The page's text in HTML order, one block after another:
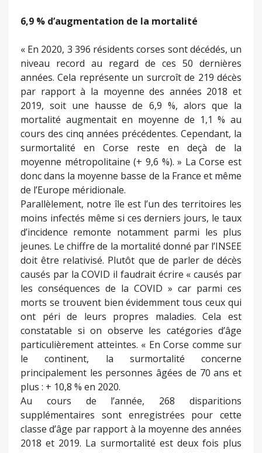
6,9 % d’augmentation de la mortalité
« En 2020, 3 396 résidents corses sont décédés, un
niveau record au regard de ces 50 dernières
années. Cela représente un surcroît de 219 décès
par rapport à la moyenne des années 2018 et
2019, soit une hausse de 6,9 %, alors que la
mortalité augmentait en moyenne de 1,1 % au
cours des cinq années précédentes. Cependant, la
surmortalité en Corse reste en deçà de la
moyenne métropolitaine (+ 9,6 %). » La Corse est
donc dans la moyenne basse de la France et même
de l’Europe méridionale.
Parallèlement, notre île est l’un des territoires les
moins infectés même si ces derniers jours, le taux
d’incidence remonte notamment parmi les plus
jeunes. Le chiffre de la mortalité donné par l’INSEE
doit être relativisé. Plutôt que de parler de décès
causés par la COVID il faudrait écrire « causés par
les conséquences de la COVID » car parmi ces
morts se trouvent bien évidemment tous ceux qui
ont péri de leurs propres maladies. Cela est
constatable si on observe les catégories d’âge
particulièrement atteintes. « En Corse comme sur
le continent, la surmortalité concerne
principalement les personnes âgées de 70 ans et
plus : + 10,8 % en 2020.
Au cours de l’année, 268 disparitions
supplémentaires sont enregistrées pour cette
classe d’âge par rapport à la moyenne des années
2018 et 2019. La surmortalité est deux fois plus